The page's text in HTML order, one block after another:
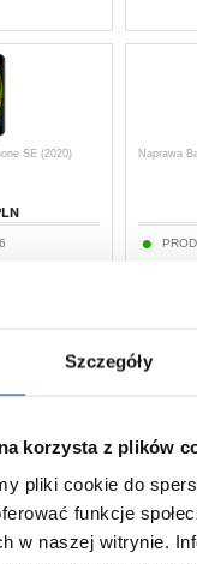
Szczegóły
korzysta z plików
pliki cookie do
funkcje
w naszej witrynie.
SE (2020) Naprawa
iPhone
Naprawa